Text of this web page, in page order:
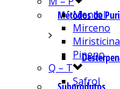
Métodos de
Mentol
Mirceno
Miristicina
Pineno
Q – T
Safrol